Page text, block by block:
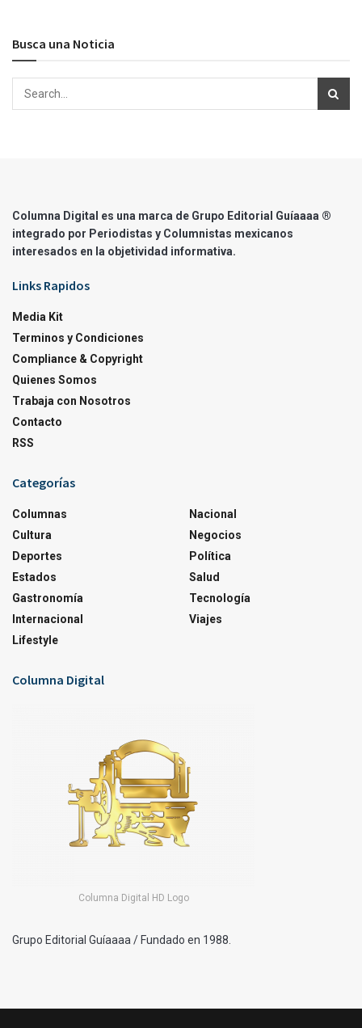
Busca una Noticia
Columna Digital es una marca de Grupo Editorial Guíaaaa ®
integrado por Periodistas y Columnistas mexicanos
interesados en la objetividad informativa.
Links Rapidos
Media Kit
Terminos y Condiciones
Compliance & Copyright
Quienes Somos
Trabaja con Nosotros
Contacto
RSS
Categorías
Columnas
Cultura
Deportes
Estados
Gastronomía
Internacional
Lifestyle
Nacional
Negocios
Política
Salud
Tecnología
Viajes
Columna Digital
Columna Digital HD Logo
Grupo Editorial Guíaaaa / Fundado en 1988.